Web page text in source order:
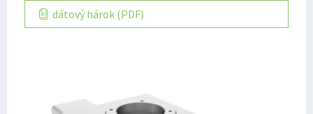
dátový hárok (PDF)